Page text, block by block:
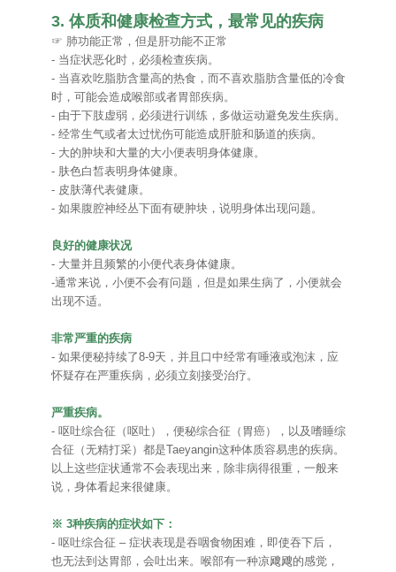
3. 体质和健康检查方式，最常见的疾病
☞ 肺功能正常，但是肝功能不正常
- 当症状恶化时，必须检查疾病。
- 当喜欢吃脂肪含量高的热食，而不喜欢脂肪含量低的冷食
时，可能会造成喉部或者胃部疾病。
- 由于下肢虚弱，必须进行训练，多做运动避免发生疾病。
- 经常生气或者太过忧伤可能造成肝脏和肠道的疾病。
- 大的肿块和大量的大小便表明身体健康。
- 肤色白皙表明身体健康。
- 皮肤薄代表健康。
- 如果腹腔神经丛下面有硬肿块，说明身体出现问题。
良好的健康状况
- 大量并且频繁的小便代表身体健康。
-通常来说，小便不会有问题，但是如果生病了，小便就会
出现不适。
非常严重的疾病
- 如果便秘持续了8-9天，并且口中经常有唾液或泡沫，应
怀疑存在严重疾病，必须立刻接受治疗。
严重疾病。
- 呕吐综合征（呕吐），便秘综合征（胃癌），以及嗜睡综
合征（无精打采）都是Taeyangin这种体质容易患的疾病。
以上这些症状通常不会表现出来，除非病得很重，一般来
说，身体看起来很健康。
※ 3种疾病的症状如下：
- 呕吐综合征 – 症状表现是吞咽食物困难，即使吞下后，
也无法到达胃部，会吐出来。喉部有一种凉飕飕的感觉，